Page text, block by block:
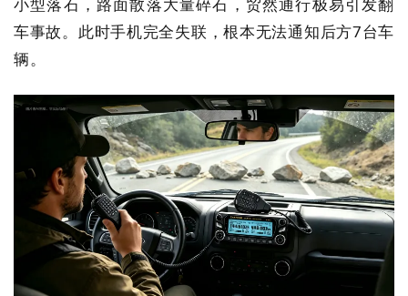
车事故。此时手机完全失联，根本无法通知后方7台车
辆。